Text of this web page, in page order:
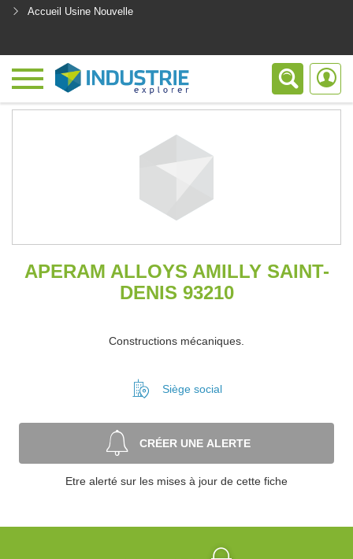
Accueil Usine Nouvelle
APERAM ALLOYS AMILLY SAINT-
DENIS 93210
Constructions mécaniques.
Siège social
CRÉER UNE ALERTE
Etre alerté sur les mises à jour de cette fiche